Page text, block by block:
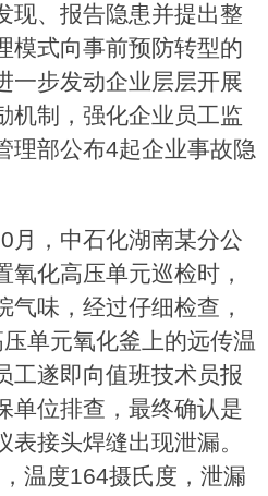
现、报告隐患并提出整
模式向事前预防转型的
一步发动企业层层开展
机制，强化企业员工监
理部公布4起企业事故隐
月，中石化湖南某分公
化高压单元巡检时，
气味，经过仔细检查，
单元氧化釜上的远传温
工遂即向值班技术员报
单位排查，最终确认是
接头焊缝出现泄漏。
温度164摄氏度，泄漏